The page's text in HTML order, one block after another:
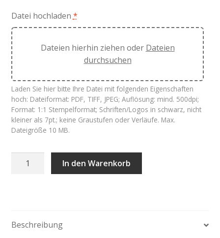
Datei hochladen *
Dateien hierhin ziehen oder Dateien
durchsuchen
Laden Sie hier bitte Ihre Datei mit folgenden Eigenschaften
hoch: Dateiformat: PDF, TIFF, JPEG; Auflösung: mind. 500dpi;
Format: 1:1 Stempelformat; Schriften/Logos in schwarz, nicht
kleiner als 7pt.; keine Graustufen oder Verläufe. Max.
Dateigröße 10 MB.
Stempelplatte
Menge
In den Warenkorb
Beschreibung